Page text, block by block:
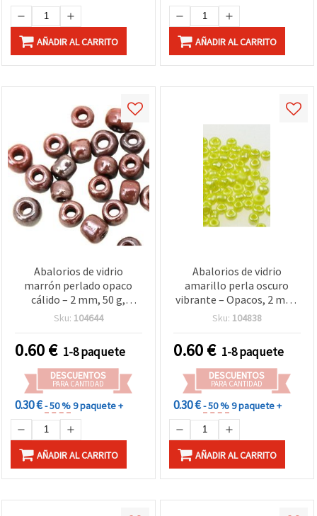
AÑADIR AL CARRITO AÑADIR AL CARRITO
Abalorios de vidrio
marrón perlado opaco
cálido – 2 mm, 50 g,
ideales para bisutería
otoñales y creaciones DIY
únicas
Sku: 104644
0.60€ 1-8 paquete
DESCUENTOS
PARA CANTIDAD
0.30 €- 50 %9 paquete +
AÑADIR AL CARRITO
Abalorios de vidrio
amarillo perla oscuro
vibrante – Opacos, 2 mm,
50 g, ideales para
diseños veraniegos y
manualidades DIY únicas
Sku: 104838
0.60€ 1-8 paquete
DESCUENTOS
PARA CANTIDAD
0.30 €- 50 %9 paquete +
AÑADIR AL CARRITO